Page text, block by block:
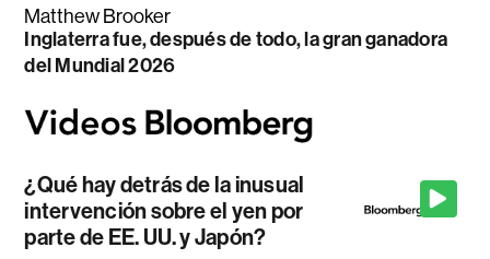
Matthew Brooker
Inglaterra fue, después de todo, la gran ganadora
del Mundial 2026
¿Qué hay detrás de la inusual
intervención sobre el yen por
parte de EE. UU. y Japón?